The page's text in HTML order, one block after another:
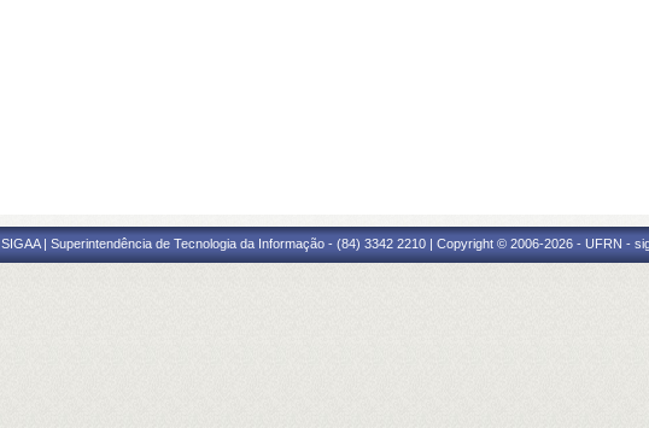
SIGAA | Superintendência de Tecnologia da Informação - (84) 3342 2210 | Copyright © 2006-2026 - UFRN -